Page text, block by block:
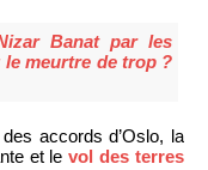
Banat par les
meurtre de trop ?
accords d’Oslo, la
et levol des terres